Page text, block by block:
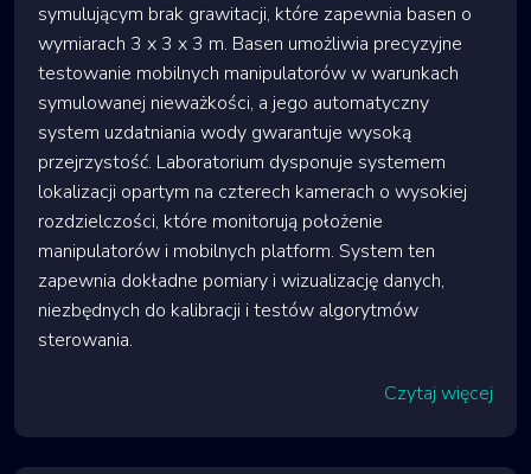
symulującym brak grawitacji, które zapewnia basen o
wymiarach 3 x 3 x 3 m. Basen umożliwia precyzyjne
testowanie mobilnych manipulatorów w warunkach
symulowanej nieważkości, a jego automatyczny
system uzdatniania wody gwarantuje wysoką
przejrzystość. Laboratorium dysponuje systemem
lokalizacji opartym na czterech kamerach o wysokiej
rozdzielczości, które monitorują położenie
manipulatorów i mobilnych platform. System ten
zapewnia dokładne pomiary i wizualizację danych,
niezbędnych do kalibracji i testów algorytmów
sterowania.
Czytaj więcej